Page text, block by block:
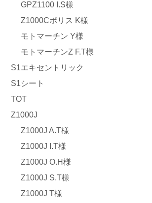
GPZ1100 I.S様
Z1000Cポリス K様
モトマーチン Y様
モトマーチンZ F.T様
S1エキセントリック
S1シート
TOT
Z1000J
Z1000J A.T様
Z1000J I.T様
Z1000J O.H様
Z1000J S.T様
Z1000J T様